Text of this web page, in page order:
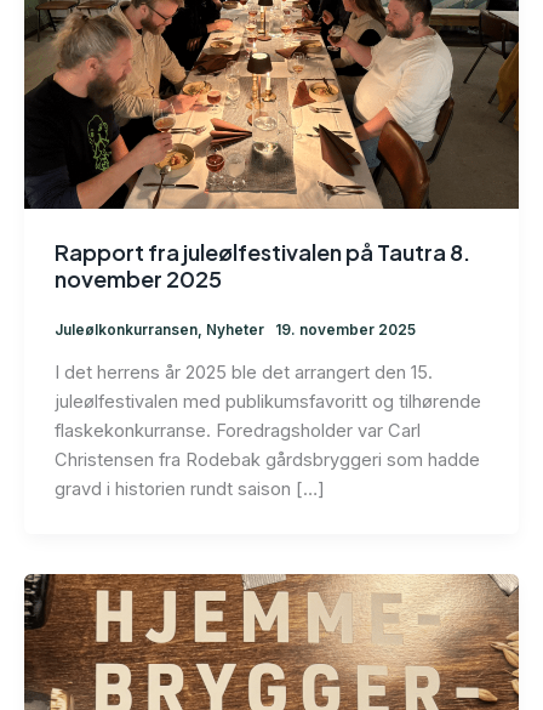
Rapport fra juleølfestivalen på Tautra 8.
november 2025
Juleølkonkurransen, Nyheter 19. november 2025
I det herrens år 2025 ble det arrangert den 15.
juleølfestivalen med publikumsfavoritt og tilhørende
flaskekonkurranse. Foredragsholder var Carl
Christensen fra Rodebak gårdsbryggeri som hadde
gravd i historien rundt saison […]